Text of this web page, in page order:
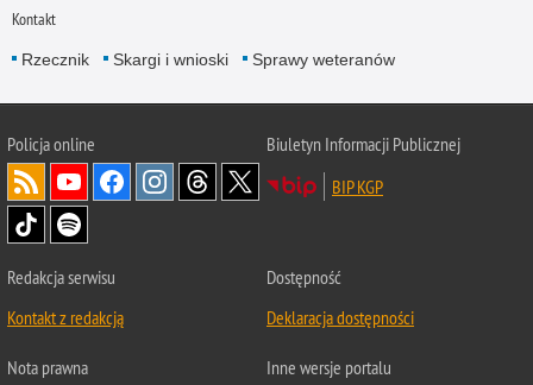
Kontakt
Rzecznik Skargi i wnioski Sprawy weteranów
Policjaonline
Biuletyn Informacji Publicznej
BIP KGP
Redakcja serwisu
Kontakt z redakcją
Dostępność
Deklaracja dostępności
Nota prawna Inne wersje portalu